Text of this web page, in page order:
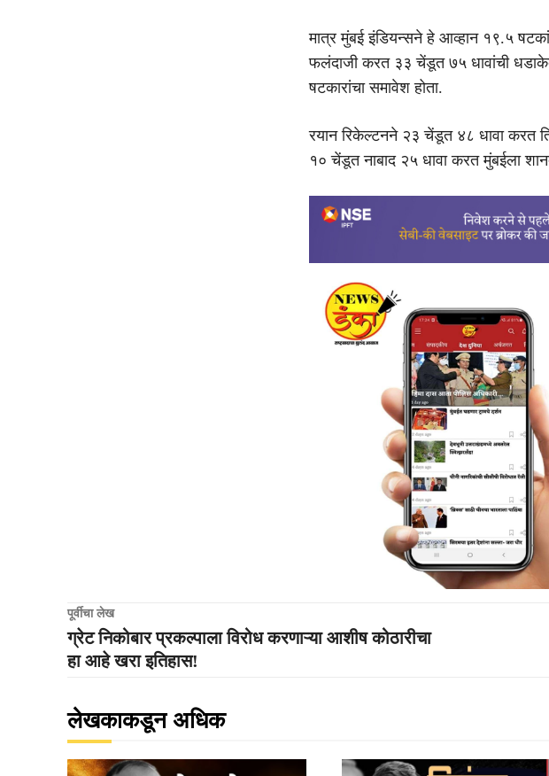
मात्र मुंबई इंडियन्सने हे आव्हान १९.५
फलंदाजी करत ३३ चेंडूत ७५ धावांची
षटकारांचा समावेश होता.
रयान रिकेल्टनने २३ चेंडूत ४८ धावा करत
१० चेंडूत नाबाद २५ धावा करत मुंबईला
पूर्वीचा लेख
ग्रेट निकोबार प्रकल्पाला विरोध करणाऱ्या आशीष कोठारीचा
हा आहे खरा इतिहास!
लेखकाकडून अधिक